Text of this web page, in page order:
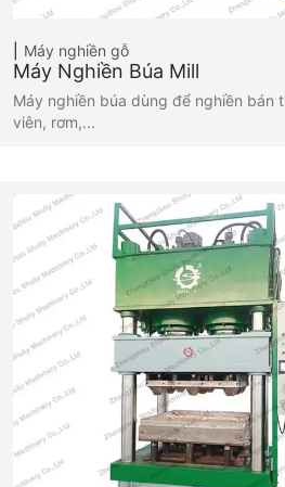
Máy nghiền gỗ
Máy Nghiền Búa Mill
Máy nghiền búa dùng để nghiền bán
viên, rơm,...